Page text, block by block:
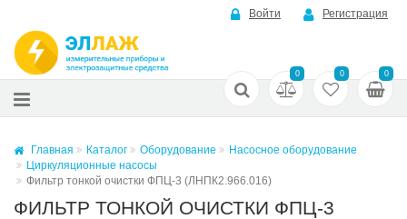
Войти Регистрация
0 0 0
Главная Каталог Оборудование
Насосное оборудование
Циркуляционные насосы
Фильтр тонкой очистки ФПЦ-3 (ЛНПК2.966.016)
ФИЛЬТР ТОНКОЙ ОЧИСТКИ ФПЦ-3